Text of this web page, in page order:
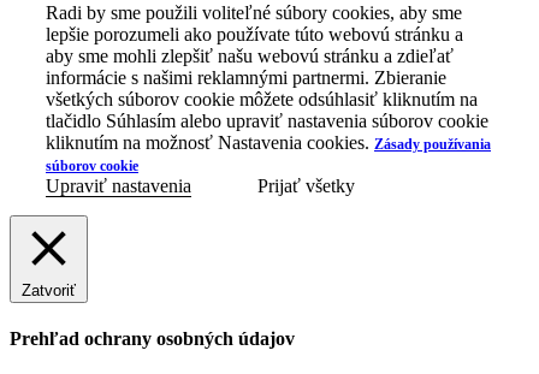
Radi by sme použili voliteľné súbory cookies, aby sme
lepšie porozumeli ako používate túto webovú stránku a
aby sme mohli zlepšiť našu webovú stránku a zdieľať
informácie s našimi reklamnými partnermi. Zbieranie
všetkých súborov cookie môžete odsúhlasiť kliknutím na
tlačidlo Súhlasím alebo upraviť nastavenia súborov cookie
kliknutím na možnosť Nastavenia cookies. Zásady používania
súborov cookie
Upraviť nastavenia Prijať všetky
Zatvoriť
Prehľad ochrany osobných údajov